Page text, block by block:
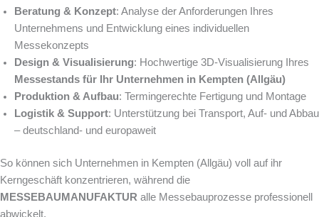
Beratung & Konzept: Analyse der Anforderungen Ihres
Unternehmens und Entwicklung eines individuellen
Messekonzepts
Design & Visualisierung: Hochwertige 3D-Visualisierung Ihres
Messestands für Ihr Unternehmen in Kempten (Allgäu)
Produktion & Aufbau: Termingerechte Fertigung und Montage
Logistik & Support: Unterstützung bei Transport, Auf- und Abbau
– deutschland- und europaweit
So können sich Unternehmen in Kempten (Allgäu) voll auf ihr
Kerngeschäft konzentrieren, während die
MESSEBAUMANUFAKTUR alle Messebauprozesse professionell
abwickelt.